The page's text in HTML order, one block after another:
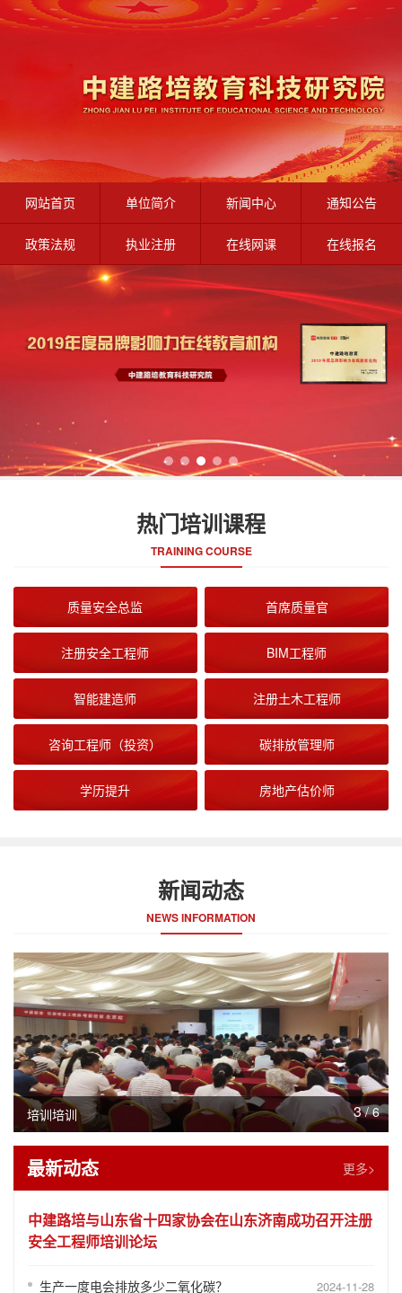
网站首页 单位简介 新闻中心 通知公告
政策法规 执业注册 在线网课 在线报名
热门培训课程
TRAINING COURSE
质量安全总监 首席质量官
注册安全工程师 BIM工程师
智能建造师 注册土木工程师
咨询工程师（投资） 碳排放管理师
学历提升 房地产估价师
新闻动态
NEWS INFORMATION
培训培训 3/6
最新动态 更多>
中建路培与山东省十四家协会在山东济南成功召开注册
安全工程师培训论坛
生产一度电会排放多少二氧化碳？ 2024-11-28